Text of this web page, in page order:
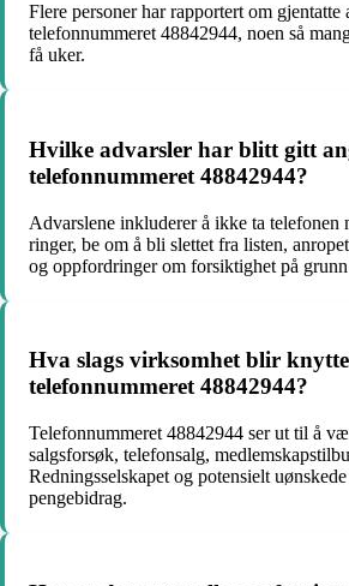
Flere personer har rapportert om gjentatte
telefonnummeret 48842944, noen så
få uker.
Hvilke advarsler har blitt gitt
telefonnummeret 48842944?
Advarslene inkluderer å ikke ta telefonen
ringer, be om å bli slettet fra listen,
og oppfordringer om forsiktighet på
Hva slags virksomhet blir
telefonnummeret 48842944?
Telefonnummeret 48842944 ser ut til å
salgsforsøk, telefonsalg,
Redningsselskapet og potensielt
pengebidrag.